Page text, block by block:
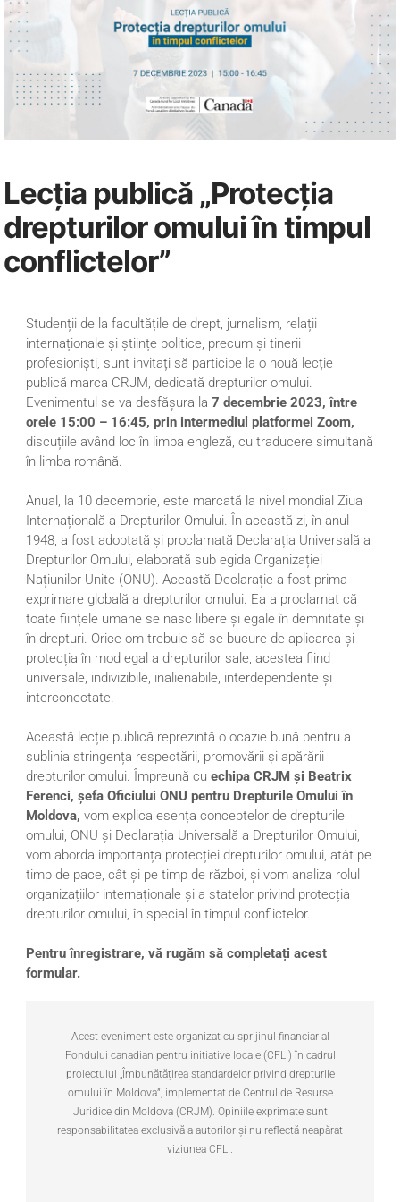
Lecția publică „Protecția
drepturilor omului în timpul
conflictelor”
Studenții de la facultățile de drept, jurnalism, relații
internaționale și științe politice, precum și tinerii
profesioniști, sunt invitați să participe la o nouă lecție
publică marca CRJM, dedicată drepturilor omului.
Evenimentul se va desfășura la7 decembrie 2023, între
orele 15:00 – 16:45, prin intermediul platformei Zoom,
discuțiile având loc în limba engleză, cu traducere simultană
în limba română.
Anual, la 10 decembrie, este marcată la nivel mondial Ziua
Internațională a Drepturilor Omului. În această zi, în anul
1948, a fost adoptată și proclamată Declarația Universală a
Drepturilor Omului, elaborată sub egida Organizației
Națiunilor Unite (ONU). Această Declarație a fost prima
exprimare globală a drepturilor omului. Ea a proclamat că
toate ființele umane se nasc libere și egale în demnitate și
în drepturi. Orice om trebuie să se bucure de aplicarea și
protecția în mod egal a drepturilor sale, acestea fiind
universale, indivizibile, inalienabile, interdependente și
interconectate.
Această lecție publică reprezintă o ocazie bună pentru a
sublinia stringența respectării, promovării și apărării
drepturilor omului. Împreună cuechipa CRJM și Beatrix
Ferenci, șefa Oficiului ONU pentru Drepturile Omului în
Moldova, vom explica esența conceptelor de drepturile
omului, ONU și Declarația Universală a Drepturilor Omului,
vom aborda importanța protecției drepturilor omului, atât pe
timp de pace, cât și pe timp de război, și vom analiza rolul
organizațiilor internaționale și a statelor privind protecția
drepturilor omului, în special în timpul conflictelor.
Pentru înregistrare, vă rugăm să completați acest
formular.
Acest eveniment este organizat cu sprijinul financiar al
Fondului canadian pentru inițiative locale (CFLI) în cadrul
proiectului „Îmbunătățirea standardelor privind drepturile
omului în Moldova”, implementat de Centrul de Resurse
Juridice din Moldova (CRJM). Opiniile exprimate sunt
responsabilitatea exclusivă a autorilor și nu reflectă neapărat
viziunea CFLI.